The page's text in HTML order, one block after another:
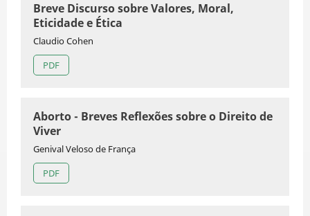
Breve Discurso sobre Valores, Moral,
Eticidade e Ética
Claudio Cohen
PDF
Aborto - Breves Reflexões sobre o Direito de
Viver
Genival Veloso de França
PDF